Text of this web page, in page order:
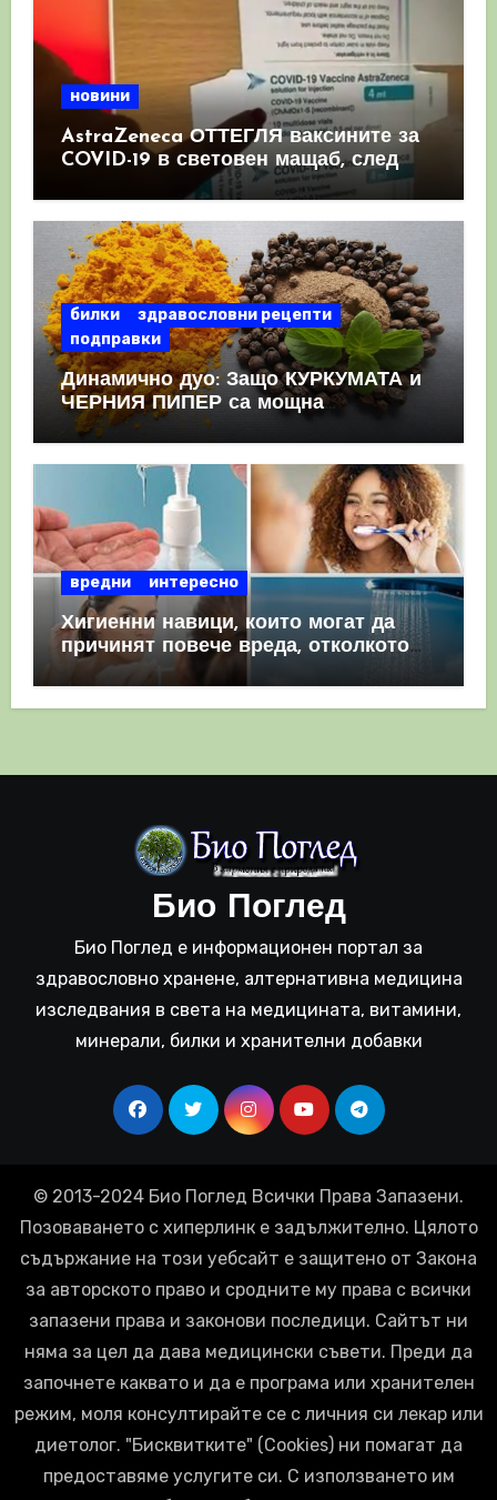
новини
AstraZeneca ОТТЕГЛЯ ваксините за
COVID-19 в световен мащаб, след
като призна, че те причиняват
КРЪВНИ съсиреци
билки
здравословни рецепти
подправки
Динамично дуо: Защо КУРКУМАТА и
ЧЕРНИЯ ПИПЕР са мощна
комбинация
вредни интересно
Хигиенни навици, които могат да
причинят повече вреда, отколкото
полза
Био Поглед
Био Поглед е информационен портал за
здравословно хранене, алтернативна медицина
изследвания в света на медицината, витамини,
минерали, билки и хранителни добавки
© 2013-2024 Био Поглед Всички Права Запазени.
Позоваването с хиперлинк е задължително. Цялото
съдържание на този уебсайт е защитено от Закона
за авторското право и сродните му права с всички
запазени права и законови последици. Сайтът ни
няма за цел да дава медицински съвети. Преди да
започнете каквато и да е програма или хранителен
режим, моля консултирайте се с личния си лекар или
диетолог. "Бисквитките" (Cookies) ни помагат да
предоставяме услугите си. С използването им